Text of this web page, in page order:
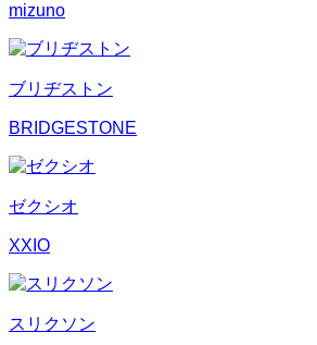
mizuno
ブリヂストン
BRIDGESTONE
ゼクシオ
XXIO
スリクソン